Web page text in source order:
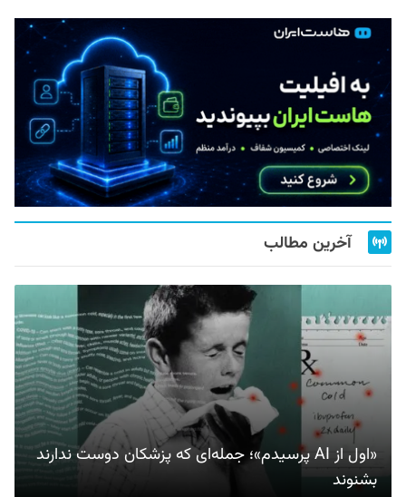
آخرین مطالب
«اول از AI پرسیدم»؛ جمله‌ای که پزشکان دوست ندارند
بشنوند